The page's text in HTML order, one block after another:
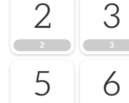
2
2
3
3
5 6